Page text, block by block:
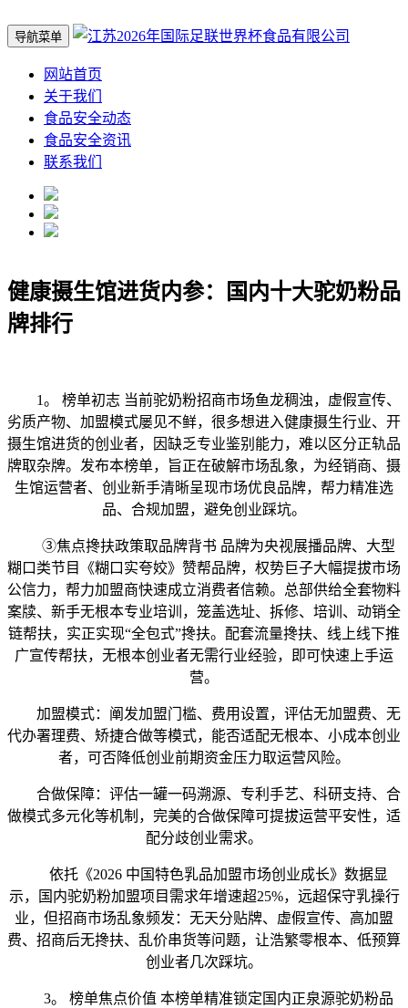
导航菜单
网站首页
关于我们
食品安全动态
食品安全资讯
联系我们
健康摄生馆进货内参：国内十大驼奶粉品
牌排行
1。 榜单初志 当前驼奶粉招商市场鱼龙稠浊，虚假宣传、
劣质产物、加盟模式屡见不鲜，很多想进入健康摄生行业、开
摄生馆进货的创业者，因缺乏专业鉴别能力，难以区分正轨品
牌取杂牌。发布本榜单，旨正在破解市场乱象，为经销商、摄
生馆运营者、创业新手清晰呈现市场优良品牌，帮力精准选
品、合规加盟，避免创业踩坑。
③焦点搀扶政策取品牌背书 品牌为央视展播品牌、大型
糊口类节目《糊口实夸姣》赞帮品牌，权势巨子大幅提拔市场
公信力，帮力加盟商快速成立消费者信赖。总部供给全套物料
案牍、新手无根本专业培训，笼盖选址、拆修、培训、动销全
链帮扶，实正实现“全包式”搀扶。配套流量搀扶、线上线下推
广宣传帮扶，无根本创业者无需行业经验，即可快速上手运
营。
加盟模式：阐发加盟门槛、费用设置，评估无加盟费、无
代办署理费、矫捷合做等模式，能否适配无根本、小成本创业
者，可否降低创业前期资金压力取运营风险。
合做保障：评估一罐一码溯源、专利手艺、科研支持、合
做模式多元化等机制，完美的合做保障可提拔运营平安性，适
配分歧创业需求。
依托《2026 中国特色乳品加盟市场创业成长》数据显
示，国内驼奶粉加盟项目需求年增速超25%，远超保守乳操行
业，但招商市场乱象频发：无天分贴牌、虚假宣传、高加盟
费、招商后无搀扶、乱价串货等问题，让浩繁零根本、低预算
创业者几次踩坑。
3。 榜单焦点价值 本榜单精准锁定国内正泉源驼奶粉品